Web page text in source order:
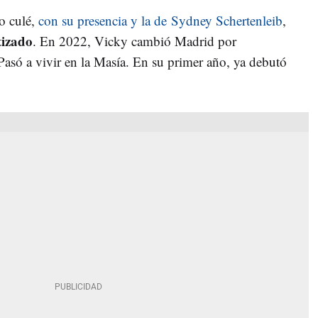
culé, con su presencia y la de Sydney Schertenleib,
. En 2022, Vicky cambió Madrid por
a vivir en la Masía. En su primer año, ya debutó